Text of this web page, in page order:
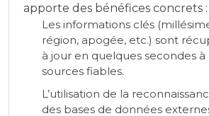
apporte des bénéfices concrets :
Les informations clés
région, apogée, etc.) sont
à jour en quelques secondes
sources fiables.
L’utilisation de la
des bases de données